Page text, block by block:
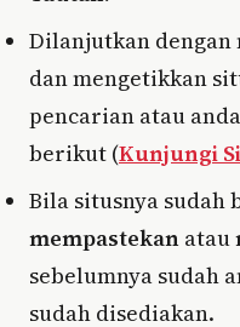
Dilanjutkan
dan mengetikkan
pencarian atau
berikut (Kunjungi
Bila situsnya
mempastekan atau
sebelumnya sudah
sudah disediakan.